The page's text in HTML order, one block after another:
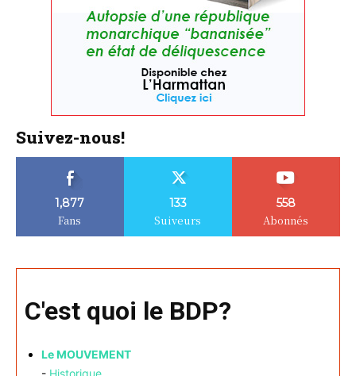
Suivez-nous!
1,877
Fans
133
Suiveurs
558
Abonnés
C'est quoi le BDP?
Le MOUVEMENT